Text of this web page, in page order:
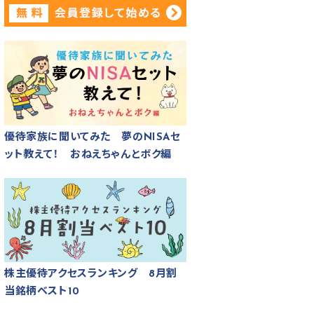
優待家族に聞いてみた 夢のNISAセ
ット教えて！ おねえちゃんとボク編
株主優待アクセスランキング 8月割
当銘柄ベスト10